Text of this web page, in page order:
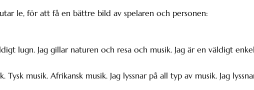
le, för att få en bättre bild av spelaren och personen:
lugn. Jag gillar naturen och resa och musik. Jag är en väldigt enkel
Tysk musik. Afrikansk musik. Jag lyssnar på all typ av musik. Jag